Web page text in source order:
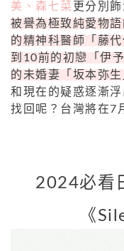
美、森七菜 更分別
被譽為極致純愛物
的精神科醫師「藤
到10前的初戀「伊
的未婚妻「坂本弥
和現在的疑惑逐漸
找回呢？台灣將在7
2024必看
《